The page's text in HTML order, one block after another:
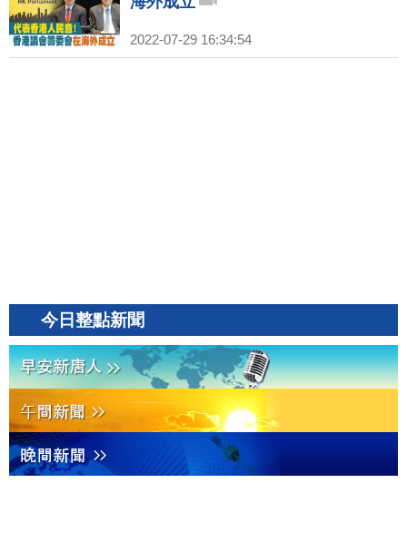
2022-07-29 16:34:54
今日整點新聞